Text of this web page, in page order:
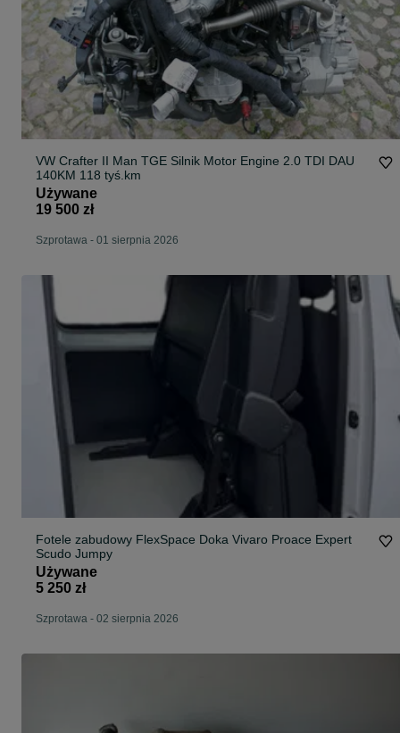
VW Crafter II Man TGE Silnik Motor Engine 2.0 TDI DAU
140KM 118 tyś.km
Używane
19 500 zł
Szprotawa - 01 sierpnia 2026
Fotele zabudowy FlexSpace Doka Vivaro Proace Expert
Scudo Jumpy
Używane
5 250 zł
Szprotawa - 02 sierpnia 2026